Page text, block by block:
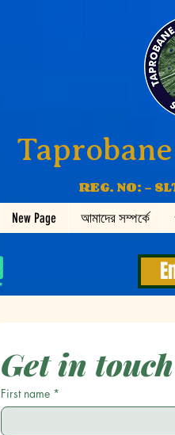
REG. NO: -
New Page আমাদের সম্পর্কে
Get in touch
First name *